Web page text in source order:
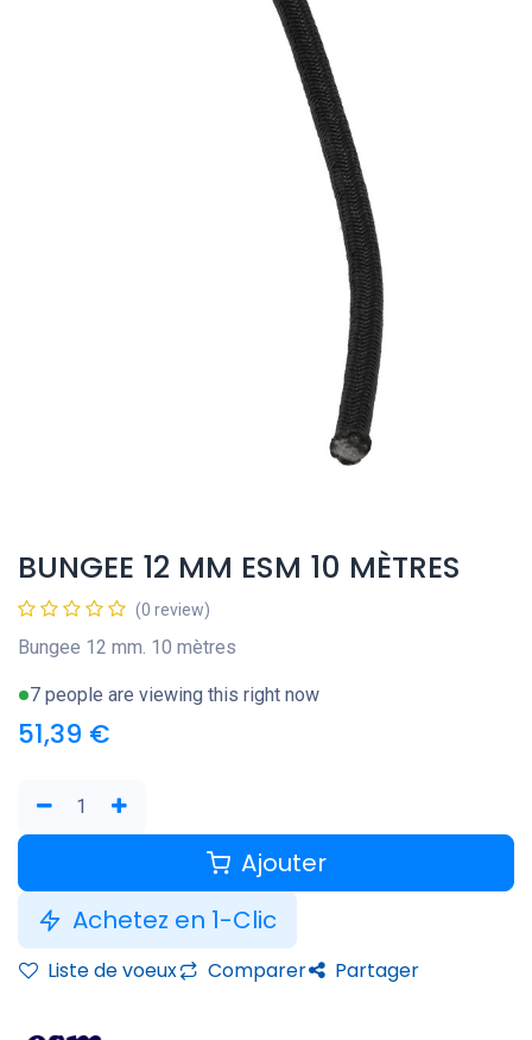
BUNGEE 12 MM ESM 10 MÈTRES
(0 review)
Bungee 12 mm. 10 mètres
7 people are viewing this right now
51,39 €
Ajouter
Achetez en 1-Clic
Liste de voeux Comparer Partager